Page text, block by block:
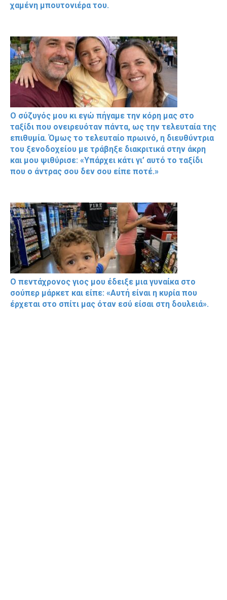
χαμένη μπουτονιέρα του.
Ο σύζυγός μου κι εγώ πήγαμε την κόρη μας στο
ταξίδι που ονειρευόταν πάντα, ως την τελευταία της
επιθυμία. Όμως το τελευταίο πρωινό, η διευθύντρια
του ξενοδοχείου με τράβηξε διακριτικά στην άκρη
και μου ψιθύρισε: «Υπάρχει κάτι γι’ αυτό το ταξίδι
που ο άντρας σου δεν σου είπε ποτέ.»
Ο πεντάχρονος γιος μου έδειξε μια γυναίκα στο
σούπερ μάρκετ και είπε: «Αυτή είναι η κυρία που
έρχεται στο σπίτι μας όταν εσύ είσαι στη δουλειά».